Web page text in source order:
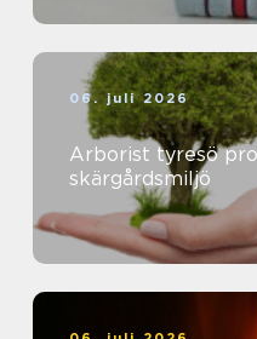
06. juli 2026
Arborist tyresö professionell trädvård i
skärgårdsmiljö